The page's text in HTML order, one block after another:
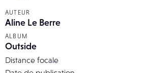
AUTEUR
Aline Le Berre
ALBUM
Outside
Distance focale